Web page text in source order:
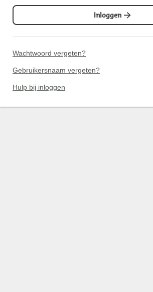
Inloggen
Wachtwoord vergeten?
Gebruikersnaam vergeten?
Hulp bij inloggen